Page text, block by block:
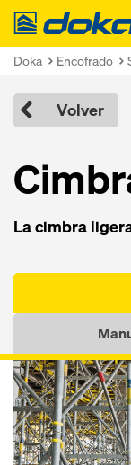
Doka
Doka Encofrado
Volver
La cimbra